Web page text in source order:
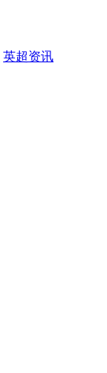
英超资讯